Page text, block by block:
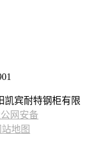
凯宾耐特钢柜有限
网安备
站地图